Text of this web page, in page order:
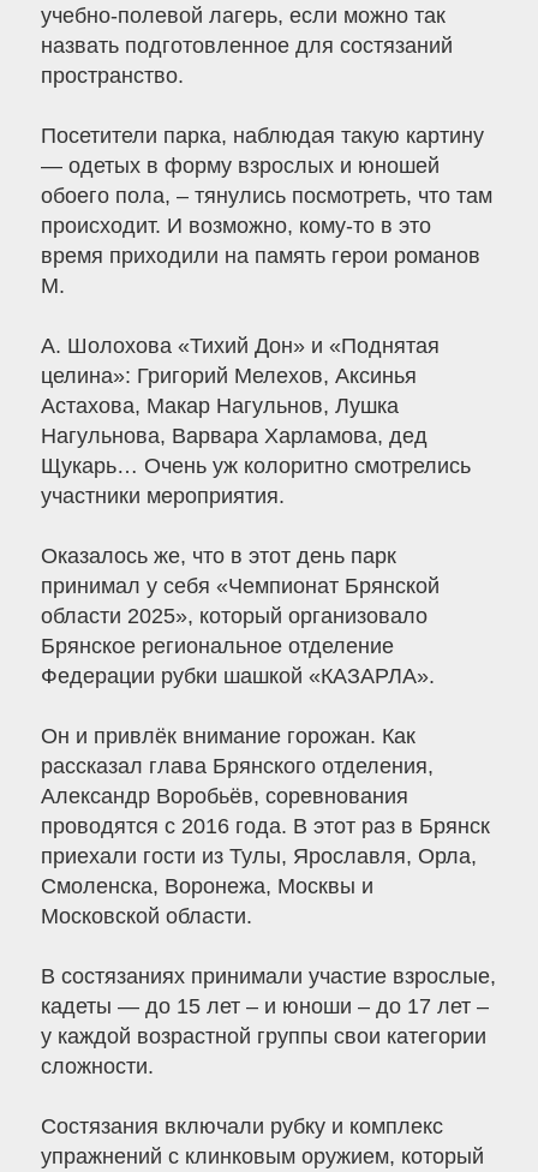
учебно-полевой лагерь, если можно так
назвать подготовленное для состязаний
пространство.
Посетители парка, наблюдая такую картину
— одетых в форму взрослых и юношей
обоего пола, – тянулись посмотреть, что там
происходит. И возможно, кому-то в это
время приходили на память герои романов
М.
А. Шолохова «Тихий Дон» и «Поднятая
целина»: Григорий Мелехов, Аксинья
Астахова, Макар Нагульнов, Лушка
Нагульнова, Варвара Харламова, дед
Щукарь… Очень уж колоритно смотрелись
участники мероприятия.
Оказалось же, что в этот день парк
принимал у себя «Чемпионат Брянской
области 2025», который организовало
Брянское региональное отделение
Федерации рубки шашкой «КАЗАРЛА».
Он и привлёк внимание горожан. Как
рассказал глава Брянского отделения,
Александр Воробьёв, соревнования
проводятся с 2016 года. В этот раз в Брянск
приехали гости из Тулы, Ярославля, Орла,
Смоленска, Воронежа, Москвы и
Московской области.
В состязаниях принимали участие взрослые,
кадеты — до 15 лет – и юноши – до 17 лет –
у каждой возрастной группы свои категории
сложности.
Состязания включали рубку и комплекс
упражнений с клинковым оружием, который